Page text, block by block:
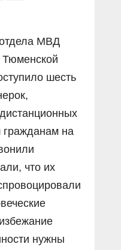
МВД
Тюменской
шесть
на
что их
нужны